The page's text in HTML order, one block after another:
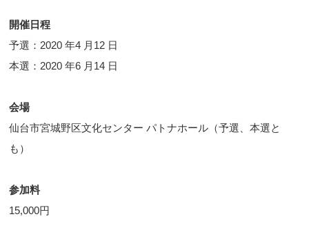
開催日程
予選：2020 年4 月12 日
本選：2020 年6 月14 日
会場
仙台市宮城野区文化センター パトナホール（予選、本選と
も）
参加料
15,000円